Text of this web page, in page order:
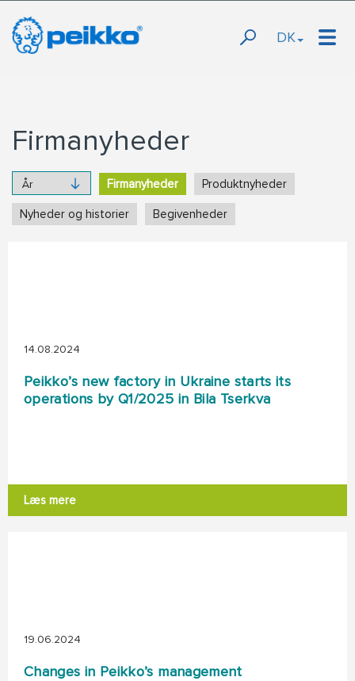
DK
Firmanyheder
Firmanyheder Produktnyheder
Nyheder og historier Begivenheder
14.08.2024
Peikko’s new factory in Ukraine starts its
operations by Q1/2025 in Bila Tserkva
Læs mere
19.06.2024
Changes in Peikko’s management